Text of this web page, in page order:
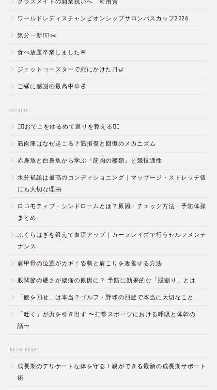
クラスメイトの開業祝いへ ＠用賀
ワールドレディスチャンピオンシップサロンパスカップ2026
気分一新💇‍♂️✂️
食べ放題卒業しました🌸
ジェットコースターで死にかけた日🎢
ご縁に感謝の最高中華🍜
column:
💆‍♀️おでこをゆるめて巡りを整える💆‍♂️
筋肉痛はなぜ起こる？筋損傷と回復のメカニズム
赤身魚と白身魚から学ぶ「筋肉の種類」と競技適性
水分補給は最高のコンディショニング｜マッサージ・ストレッチ後
にも大切な理由
ロコモティブ・シンドロームとは？原因・チェック方法・予防体操
まとめ
ふくらはぎを鍛えて血流アップ｜カーフレイズで行うセルフメンテ
ナンス
肩甲骨の位置がカギ！姿勢と肩こりを改善する方法
股関節の硬さが腰痛の原因に？ 予防に効果的な「股割り」とは
「腰を回せ」は本当？ゴルフ・野球の回旋で本当に大切なこと
「吐く」が力を引き出す 〜打撃スポーツにおける呼吸と体幹の
話〜
knowledge:
成長期のデリケートな体を守る！親ができる最新の成長期サポート
術